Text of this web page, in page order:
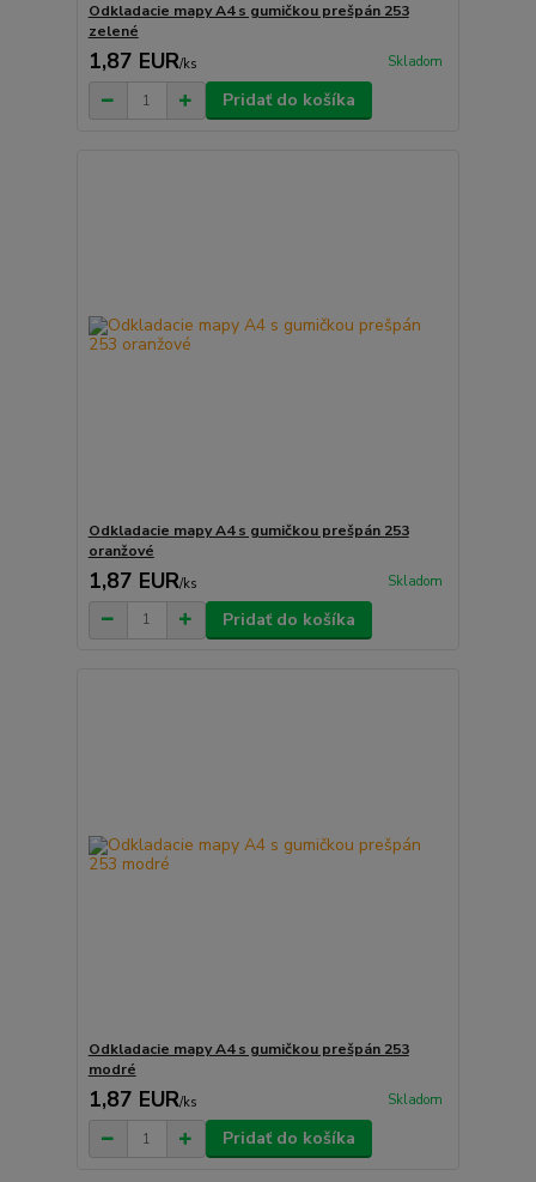
Odkladacie mapy A4 s gumičkou prešpán 253
zelené
1,87 EUR/ks Skladom
Pridať do košíka
Odkladacie mapy A4 s gumičkou prešpán 253
oranžové
1,87 EUR/ks Skladom
Pridať do košíka
Odkladacie mapy A4 s gumičkou prešpán 253
modré
1,87 EUR/ks Skladom
Pridať do košíka